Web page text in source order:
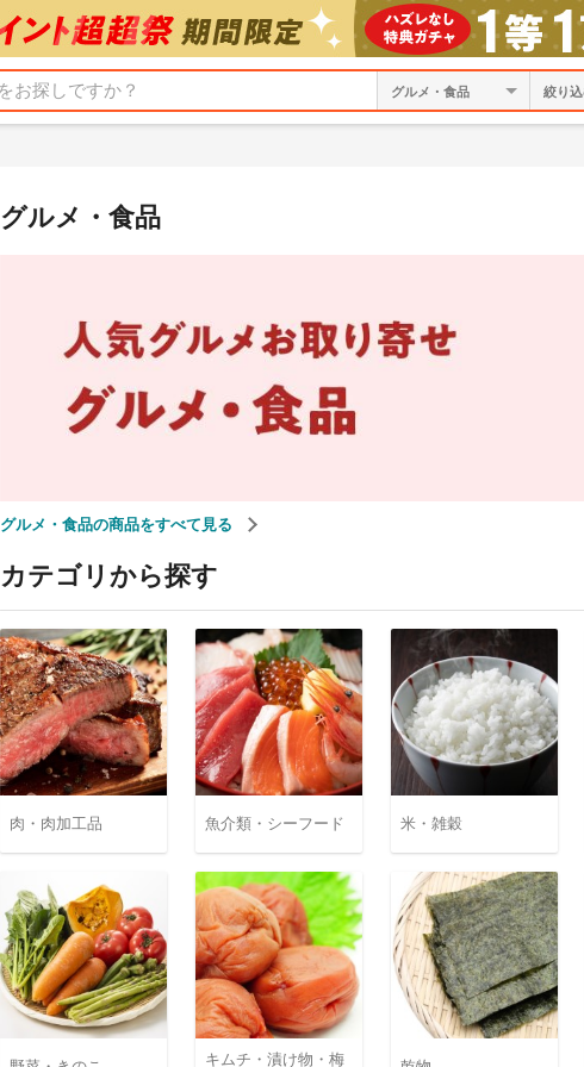
絞り
グルメ・食品
グルメ・食品の商品をすべて見る
カテゴリから探す
肉・肉加工品 魚介類・シーフード 米・雑穀
キムチ・漬け物・梅